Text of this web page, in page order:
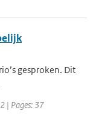
gesproken. Dit
| Pages: 37